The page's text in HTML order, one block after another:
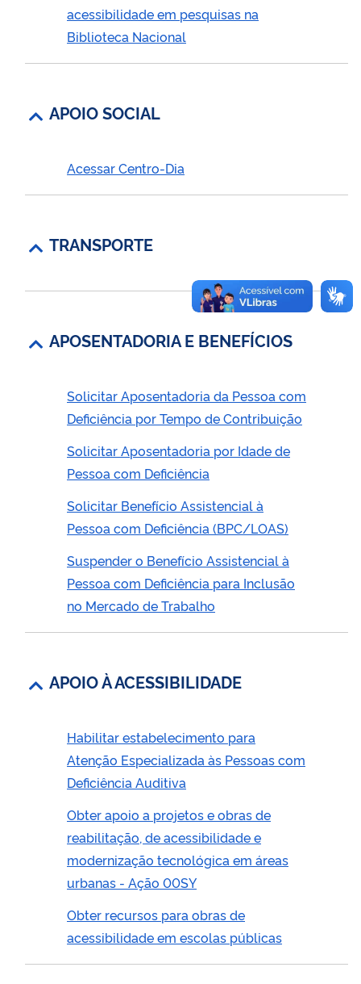
acessibilidade em pesquisas na
Biblioteca Nacional
APOIO SOCIAL
Acessar Centro-Dia
TRANSPORTE
APOSENTADORIA E BENEFÍCIOS
Solicitar Aposentadoria da Pessoa com
Deficiência por Tempo de Contribuição
Solicitar Aposentadoria por Idade de
Pessoa com Deficiência
Solicitar Benefício Assistencial à
Pessoa com Deficiência (BPC/LOAS)
Suspender o Benefício Assistencial à
Pessoa com Deficiência para Inclusão
no Mercado de Trabalho
APOIO À ACESSIBILIDADE
Habilitar estabelecimento para
Atenção Especializada às Pessoas com
Deficiência Auditiva
Obter apoio a projetos e obras de
reabilitação, de acessibilidade e
modernização tecnológica em áreas
urbanas - Ação 00SY
Obter recursos para obras de
acessibilidade em escolas públicas